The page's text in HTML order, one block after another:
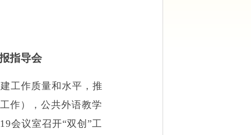
指导会
工作质量和水平，推
作），公共外语教学
会议室召开“双创”工